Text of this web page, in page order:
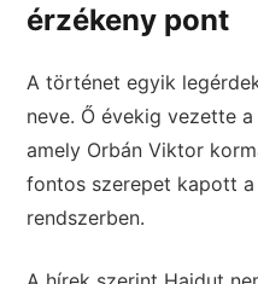
érzékeny pont
A történet egyik
neve. Ő évekig vezette
amely Orbán Viktor
fontos szerepet kapott
rendszerben.